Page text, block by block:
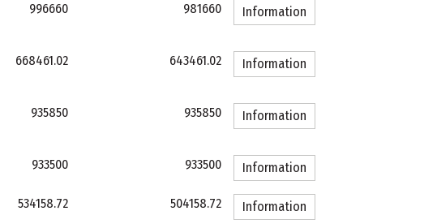
996660 981660 Information
668461.02 643461.02 Information
935850 935850 Information
933500 933500 Information
534158.72 504158.72 Information